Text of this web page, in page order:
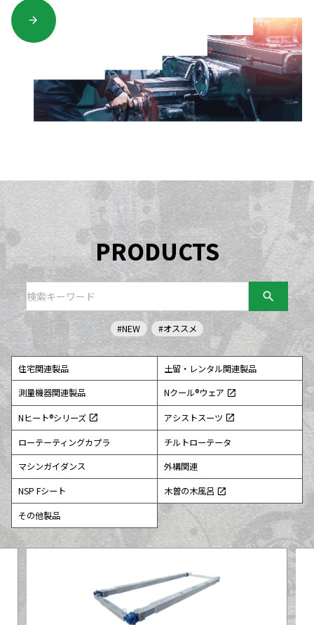
arrow_forward
PRODUCTS
search
#NEW #オススメ
住宅関連製品
土留・レンタル関連製品
測量機器関連製品
Nクール®ウェア open_in_new
Nヒート®シリーズ open_in_new アシストスーツ open_in_new
ローテーティングカプラ
チルトローテータ
マシンガイダンス
外構関連
NSP Fシート
木曽の木風呂 open_in_new
その他製品